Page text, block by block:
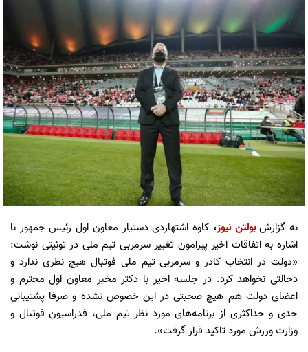
به گزارشبولتن نیوز، کاوه اشتهاردی دستیار معاون اول رئیس جمهور با
اشاره به اتفاقات اخیر پیرامون تغییر سرمربی تیم ملی در توئیتی نوشت:
«‏دولت در انتخاب کادر و سرمربی تیم ملی ‎فوتبال هیچ نظری ندارد و
دخالتی نخواهد کرد. در جلسه اخیر با دکتر ‎مخبر معاون اول محترم و
اعضای دولت هم هیچ صحبتی در این خصوص نشده و صرفا پشتیبانی
جدی و حداکثری از برنامه‌های مورد نظر تیم ملی، فدراسیون فوتبال و
وزارت ورزش مورد تاکید قرار گرفت».